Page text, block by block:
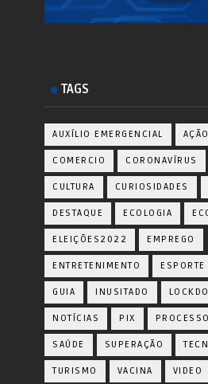
TAGS
AUXÍLIO EMERGENCIAL
COMERCIO CORONAVÍRUS
CULTURA CURIOSIDADES
DESTAQUE ECOLOGIA
ELEIÇÕES2022 EMPREGO
ENTRETENIMENTO ESPORTE
GUIA INUSITADO
NOTÍCIAS PIX
SAÚDE SUPERAÇÃO
TURISMO VACINA VIDEO